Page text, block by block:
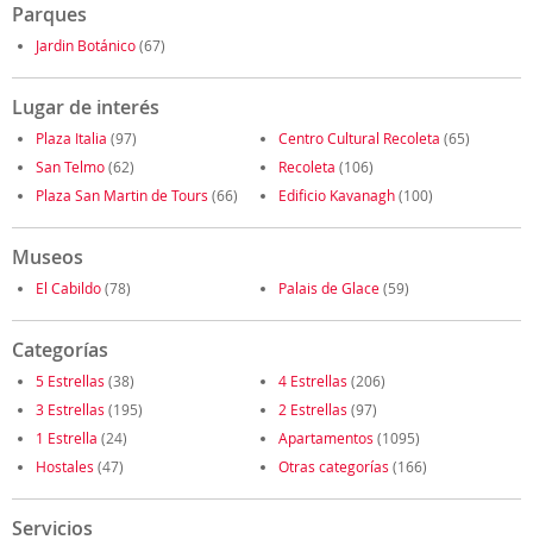
Parques
Jardin Botánico(67)
Lugar de interés
Plaza Italia (97) Centro Cultural Recoleta (65)
San Telmo(62) Recoleta (106)
Plaza San Martin de Tours (66) Edificio Kavanagh(100)
Museos
El Cabildo(78) Palais de Glace(59)
Categorías
5 Estrellas (38) 4 Estrellas (206)
3 Estrellas (195) 2 Estrellas (97)
1 Estrella (24) Apartamentos (1095)
Hostales (47) Otras categorías (166)
Servicios